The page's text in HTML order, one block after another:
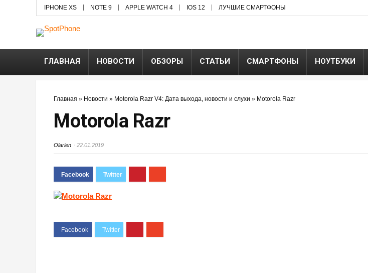
IPHONE XS NOTE 9 APPLE WATCH 4 IOS 12 ЛУЧШИЕ СМАРТФОНЫ
ГЛАВНАЯ НОВОСТИ ОБЗОРЫ СТАТЬИ СМАРТФОНЫ НОУТБУКИ
Главная » Новости » Motorola Razr V4: Дата выхода, новости и слухи » Motorola Razr
Motorola Razr
Olarien 22.01.2019